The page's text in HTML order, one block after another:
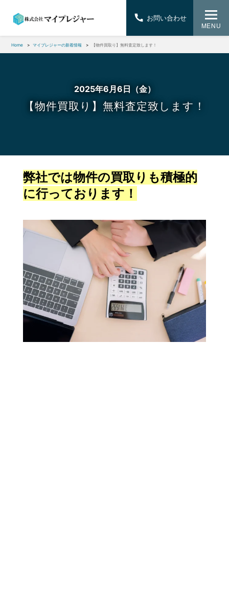
MENU
Home マイプレジャーの新着情報 【物件買取り】無料査定致します！
2025年6月6日（金）
【物件買取り】無料査定致します！
弊社では物件の買取りも積極的
に行っております！
お問い合わせ